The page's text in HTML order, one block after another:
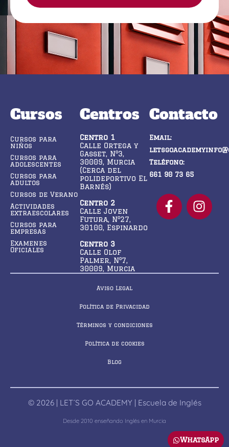
WhatsApp
Cursos
Cursos para
niños
Cursos para
adolescentes
Cursos para
adultos
Cursos de Verano
Actividades
extraescolares
Cursos para
empresas
Examenes
Oficiales
Centros
Centro 1
Calle Ortega y
Gasset, Nº3,
30009, Murcia
(Cerca del
polideportivo El
Barnés)
Centro 2
Calle Joven
Futura, Nº27,
30100, Espinardo
Centro 3
Calle Olof
Palmer, Nº7,
30009, Murcia
Contacto
Email:
Teléfono:
661 90 73 65
Aviso Legal
Política de Privacidad
Términos y condiciones
Política de cookies
Blog
© 2026 | LET´S GO ACADEMY | Escuela de Inglés
Desde 2010 enseñando Inglés en Murcia